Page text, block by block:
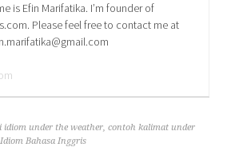
is Efin Marifatika. I’m founder of
Please feel free to contact me at
idiom under the weather,contoh kalimat under
Idiom Bahasa Inggris